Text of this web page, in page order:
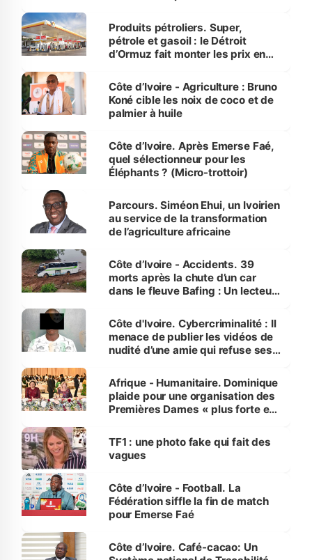
menacées
Produits pétroliers. Super,
pétrole et gasoil : le Détroit
d’Ormuz fait monter les prix en
Côte d’Ivoire - Agriculture : Bruno
Koné cible les noix de coco et de
palmier à huile
Côte d’Ivoire. Après Emerse Faé,
quel sélectionneur pour les
Éléphants ? (Micro-trottoir)
Parcours. Siméon Ehui, un Ivoirien
au service de la transformation
de l’agriculture africaine
Côte d’Ivoire - Accidents. 39
morts après la chute d’un car
dans le fleuve Bafing : Un lecteur
des Transports
Côte d'Ivoire. Cybercriminalité : Il
menace de publier les vidéos de
nudité d’une amie qui refuse ses
Afrique - Humanitaire. Dominique
plaide pour une organisation des
Premières Dames « plus forte et
sur la scène internationale »
TF1 : une photo fake qui fait des
vagues
Côte d’Ivoire - Football. La
Fédération siffle la fin de match
pour Emerse Faé
Côte d’Ivoire. Café-cacao: Un